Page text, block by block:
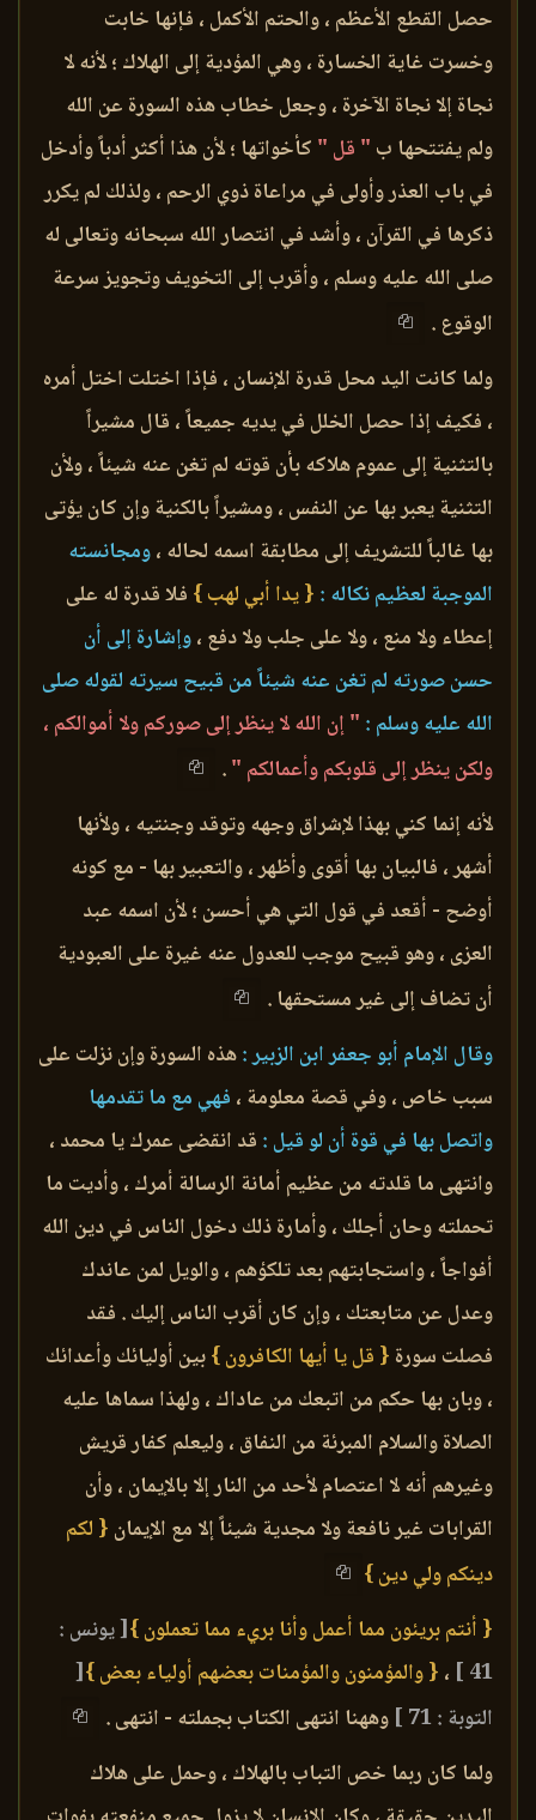
حصل القطع الأعظم ، والحتم الأكمل ، فإنها خابت
وخسرت غاية الخسارة ، وهي المؤدية إلى الهلاك ؛ لأنه لا
نجاة إلا نجاة الآخرة ، وجعل خطاب هذه السورة عن الله
ولم يفتتحها ب " قل " كأخواتها ؛ لأن هذا أكثر أدباً وأدخل
في باب العذر وأولى في مراعاة ذوي الرحم ، ولذلك لم يكرر
ذكرها في القرآن ، وأشد في انتصار الله سبحانه وتعالى له
صلى الله عليه وسلم ، وأقرب إلى التخويف وتجويز سرعة
الوقوع .
ولما كانت اليد محل قدرة الإنسان ، فإذا اختلت اختل أمره
، فكيف إذا حصل الخلل في يديه جميعاً ، قال مشيراً
بالتثنية إلى عموم هلاكه بأن قوته لم تغن عنه شيئاً ، ولأن
التثنية يعبر بها عن النفس ، ومشيراً بالكنية وإن كان يؤتى
بها غالباً للتشريف إلى مطابقة اسمه لحاله ،ومجانسته
الموجبة لعظيم نكاله : { يدا أبي لهب } فلا قدرة له على
إعطاء ولا منع ، ولا على جلب ولا دفع ،وإشارة إلى أن
حسن صورته لم تغن عنه شيئاً من قبيح سيرته لقوله صلى
الله عليه وسلم : " إن الله لا ينظر إلى صوركم ولا أموالكم ،
ولكن ينظر إلى قلوبكم وأعمالكم ".
لأنه إنما كني بهذا لإشراق وجهه وتوقد وجنتيه ، ولأنها
أشهر ، فالبيان بها أقوى وأظهر ، والتعبير بها - مع كونه
أوضح - أقعد في قول التي هي أحسن ؛ لأن اسمه عبد
العزى ، وهو قبيح موجب للعدول عنه غيرة على العبودية
أن تضاف إلى غير مستحقها .
وقال الإمام أبو جعفر ابن الزبير :هذه السورة وإن نزلت على
سبب خاص ، وفي قصة معلومة ، فهي مع ما تقدمها
واتصل بها في قوة أن لو قيل : قد انقضى عمرك يا محمد ،
وانتهى ما قلدته من عظيم أمانة الرسالة أمرك ، وأديت ما
تحملته وحان أجلك ، وأمارة ذلك دخول الناس في دين الله
أفواجاً ، واستجابتهم بعد تلكؤهم ، والويل لمن عاندك
وعدل عن متابعتك ، وإن كان أقرب الناس إليك . فقد
فصلت سورة { قل يا أيها الكافرون }بين أوليائك وأعدائك
، وبان بها حكم من اتبعك من عاداك ، ولهذا سماها عليه
الصلاة والسلام المبرئة من النفاق ، وليعلم كفار قريش
وغيرهم أنه لا اعتصام لأحد من النار إلا بالإيمان ، وأن
القرابات غير نافعة ولا مجدية شيئاً إلا مع الإيمان { لكم
دينكم ولي دين }
{ أنتم بريئون مما أعمل وأنا بريء مما تعملون }[ يونس :
41 ] ، { والمؤمنون والمؤمنات بعضهم أولياء بعض }[
التوبة : 71 ]
وههنا انتهى الكتاب بجملته - انتهى .
ولما كان ربما خص التباب بالهلاك ، وحمل على هلاك